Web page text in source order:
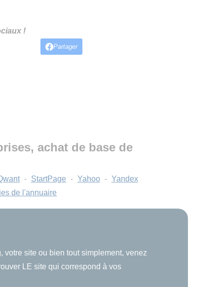
!
Partager
achat de base de
- StartPage - Yahoo - Yandex
de l'annuaire
votre site ou bien tout simplement, venez
LE site qui correspond à vos